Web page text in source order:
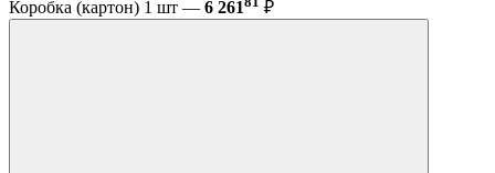
Коробка (картон) 1 шт — 6 261 ₽